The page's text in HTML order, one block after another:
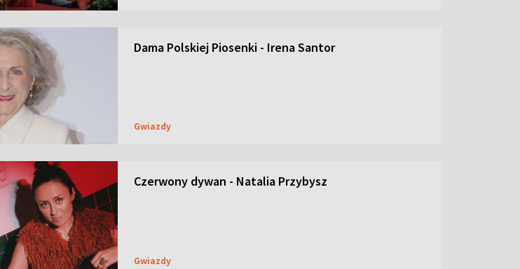
Dama Polskiej Piosenki - Irena Santor
Gwiazdy
Czerwony dywan - Natalia Przybysz
Gwiazdy